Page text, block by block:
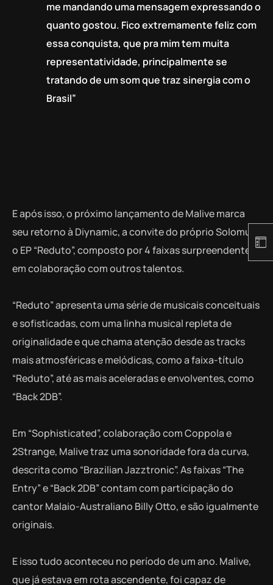
me mandando uma mensagem expressando o
quanto gostou. Fico extremamente feliz com
essa conquista, que pra mim tem muita
representatividade, principalmente se
tratando de um som que traz sinergia com o
Brasil”
E após isso, o próximo lançamento de Malive marca
seu retorno à Diynamic, a convite do próprio Solomun,
o EP “Reduto”, composto por 4 faixas surpreendentes,
em colaboração com outros talentos.
“Reduto” apresenta uma série de musicais conceituais
e sofisticadas, com uma linha musical repleta de
originalidade e que chama atenção desde as tracks
mais atmosféricas e melódicas, como a faixa-título
“Reduto”, até as mais aceleradas e envolventes, como
“Back 2DB”.
Em “Sophisticated”, colaboração com Coppola e
2Strange, Malive traz uma sonoridade fora da curva,
descrita como “Brazilian Jazztronic”. As faixas “The
Entry” e “Back 2DB” contam com participação do
cantor Malaio-Australiano Billy Otto, e são igualmente
originais.
E isso tudo aconteceu no período de um ano. Malive,
que já estava em rota ascendente, foi capaz de